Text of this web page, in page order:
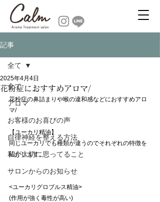
記事
全て
アロマ
お客様のお喜びの声
自律神経を整える方法
私が大切に思ってること
サロンからのお知らせ
全て
花粉症におすすめアロマ/
2025年4月4日
花粉症の鼻詰まりや喉の違和感などにおすすめアロ
マ/
【ユーカリ精油】
同じユーカリでも種類が違うのでそれぞれの特徴を
紹介します。
<ユーカリグロブルス精油>
(作用が強く毒性が高い)